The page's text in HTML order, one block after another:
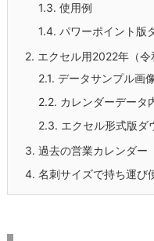
1.3. 使用例
1.4. パワーポイント版
2. エクセル用2022年（
2.1. データサンプル画
2.2. カレンダーデータ
2.3. エクセル形式版ダ
3. 過去の営業カレンダー
4. 名刺サイズで持ち運び